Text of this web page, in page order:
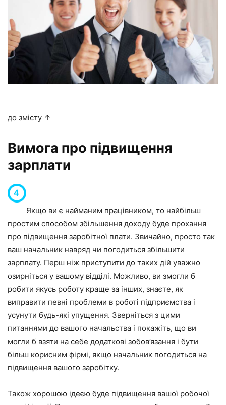
до змісту ↑
Вимога про підвищення
зарплати
Якщо ви є найманим працівником, то найбільш
простим способом збільшення доходу буде прохання
про підвищення заробітної плати. Звичайно, просто так
ваш начальник навряд чи погодиться збільшити
зарплату. Перш ніж приступити до таких дій уважно
озирніться у вашому відділі. Можливо, ви змогли б
робити якусь роботу краще за інших, знаєте, як
виправити певні проблеми в роботі підприємства і
усунути будь-які упущення. Зверніться з цими
питаннями до вашого начальства і покажіть, що ви
могли б взяти на себе додаткові зобов’язання і бути
більш корисним фірмі, якщо начальник погодиться на
підвищення вашого заробітку.
Також хорошою ідеєю буде підвищення вашої робочої